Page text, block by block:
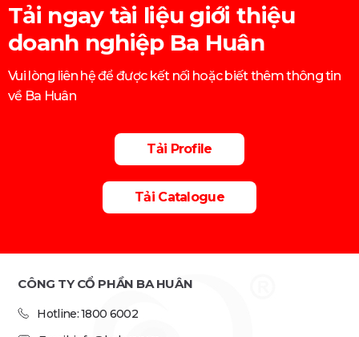
Tải ngay tài liệu giới thiệu
doanh nghiệp Ba Huân
Vui lòng liên hệ để được kết nối hoặc biết thêm thông tin
về Ba Huân
Tải Profile
Tải Catalogue
CÔNG TY CỔ PHẦN BA HUÂN
Hotline: 1800 6002